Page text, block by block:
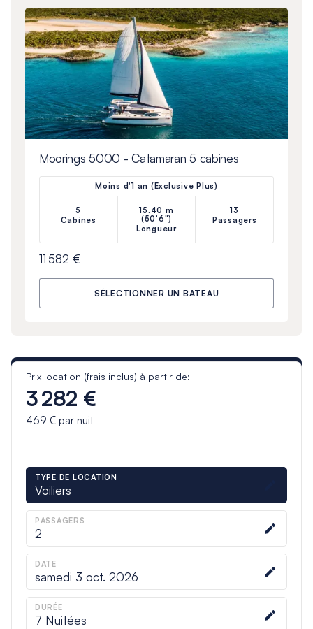
Moorings 5000 - Catamaran 5 cabines
Moins d'1 an (Exclusive Plus)
5
Cabines
15.40 m
(50'6")
Longueur
13
Passagers
11 582 €
SÉLECTIONNER UN BATEAU
Prix location (frais inclus) à partir de:
3 282 €
469 €par nuit
TYPE DE LOCATION
Voiliers
PASSAGERS
2
DATE
samedi 3 oct. 2026
DURÉE
7 Nuitées